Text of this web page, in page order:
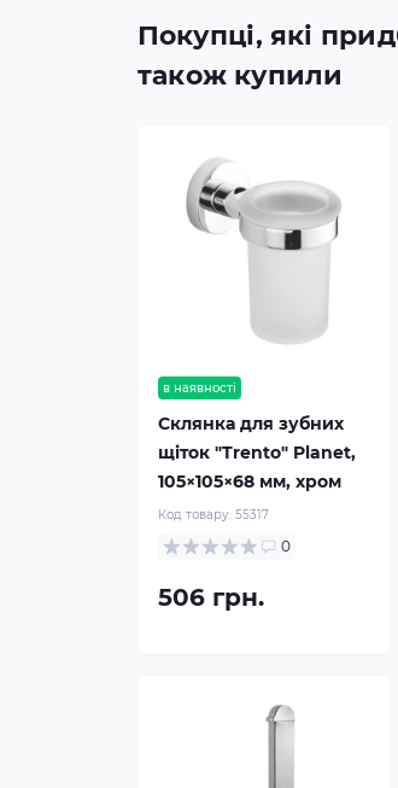
Покупці, які
також купили
в наявності
Склянка для зубних
щіток "Trento" Planet,
105×105×68 мм, хром
Код товару: 55317
0
506 грн.